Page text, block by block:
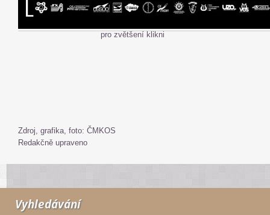
pro zvětšení klikni
Zdroj, grafika, foto: ČMKOS
Redakčně upraveno
Vyhledávání